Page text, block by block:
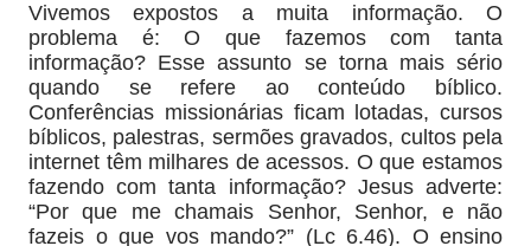
Vivemos expostos a muita informação. O
problema é: O que fazemos com tanta
informação? Esse assunto se torna mais sério
quando se refere ao conteúdo bíblico.
Conferências missionárias ficam lotadas, cursos
bíblicos, palestras, sermões gravados, cultos pela
internet têm milhares de acessos. O que estamos
fazendo com tanta informação? Jesus adverte:
“Por que me chamais Senhor, Senhor, e não
fazeis o que vos mando?” (Lc 6.46). O ensino